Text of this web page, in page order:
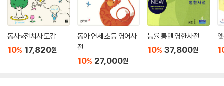
동사×전치사 도감
10% 17,820원
동아 연세 초등 영어사
전
10% 27,000원
능률 롱맨 영한사전
10% 37,800원